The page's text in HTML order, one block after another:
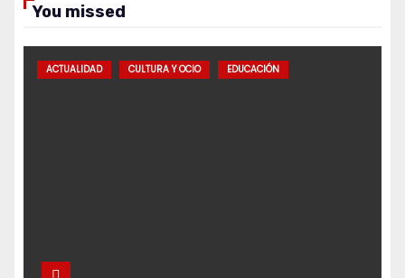
You missed
ACTUALIDAD CULTURA Y OCIO EDUCACIÓN